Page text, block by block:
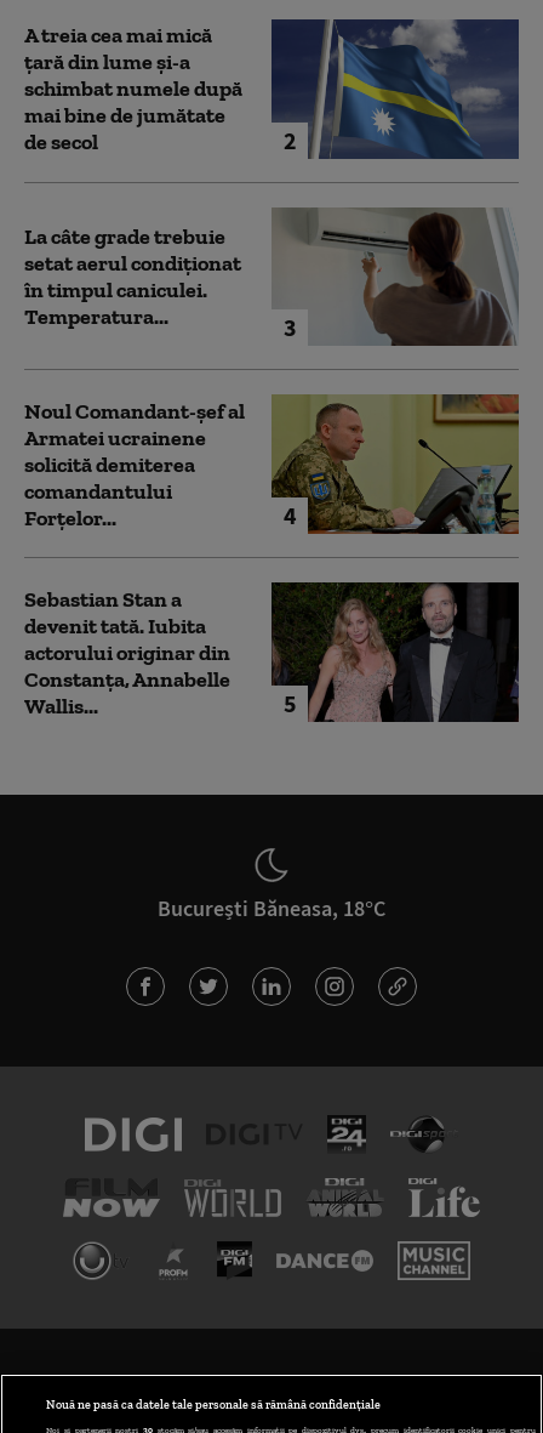
2
A treia cea mai mică
țară din lume și-a
schimbat numele după
mai bine de jumătate
de secol
3
La câte grade trebuie
setat aerul condiționat
în timpul caniculei.
Temperatura...
4
Noul Comandant-șef al
Armatei ucrainene
solicită demiterea
comandantului
Forțelor...
5
Sebastian Stan a
devenit tată. Iubita
actorului originar din
Constanța, Annabelle
Wallis...
București Băneasa, 18°C
Nouă ne pasă ca datele tale personale să rămână confidențiale
Noi și partenerii noștri 30stocăm și/sau accesăm informații pe dispozitivul dvs., precum identificatorii cookie unici pentru